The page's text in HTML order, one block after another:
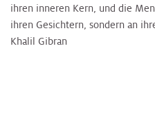
ihren inneren Kern, und die
ihren Gesichtern, sondern an
Khalil Gibran